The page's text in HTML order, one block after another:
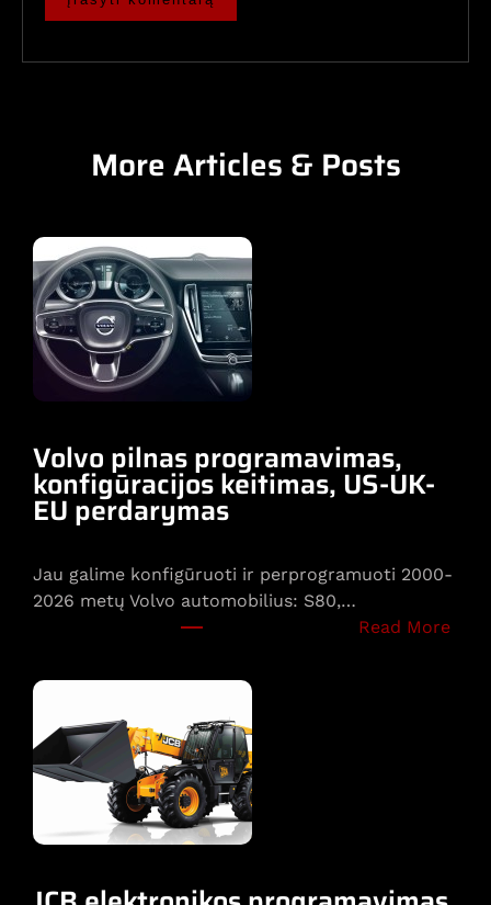
More Articles & Posts
Volvo pilnas programavimas,
konfigūracijos keitimas, US-UK-
EU perdarymas
Jau galime konfigūruoti ir perprogramuoti 2000-
2026 metų Volvo automobilius: S80,…
Read More: